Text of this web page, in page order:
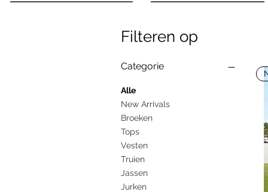
Filteren op
Categorie
Alle
New Arrivals
Broeken
Tops
Vesten
Truien
Jassen
Jurken